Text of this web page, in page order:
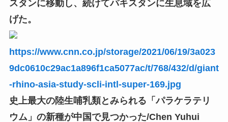
スタンに移動し、続けてパキスタンに生息域を広
げた。
https://www.cnn.co.jp/storage/2021/06/19/3a023
9dc0610c29ac1a896f1ca5077ac/t/768/432/d/giant
-rhino-asia-study-scli-intl-super-169.jpg
史上最大の陸生哺乳類とみられる「パラケラテリ
ウム」の新種が中国で見つかった/Chen Yuhui